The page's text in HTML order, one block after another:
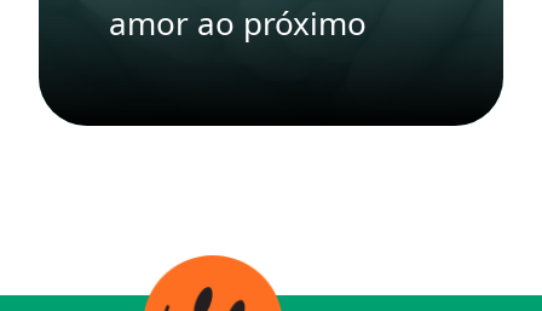
amor ao próximo